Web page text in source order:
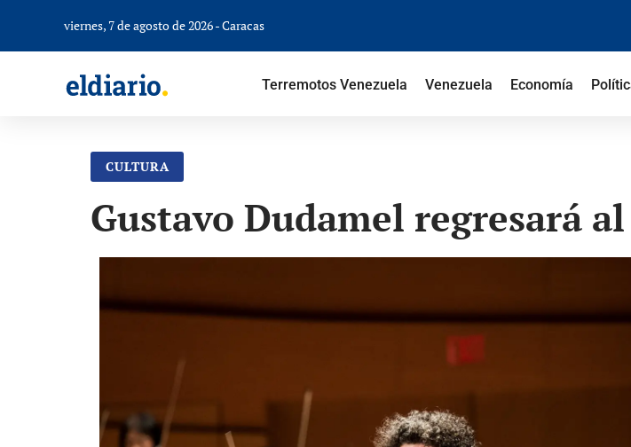
viernes, 7 de agosto de 2026 - Caracas
Terremotos Venezuela Venezuela Economía
CULTURA
Gustavo Dudamel regresará